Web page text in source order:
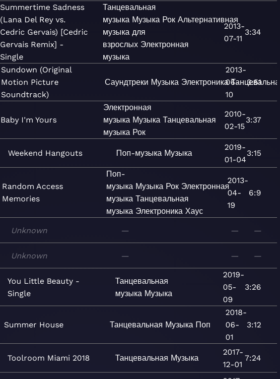
Summertime Sadness
(Lana Del Rey vs.
Cedric Gervais) [Cedric
Gervais Remix] -
Single
Танцевальная
музыка Музыка Рок Альтернативная
музыка для
взрослых Электронная
музыка
2013-
07-11
3:34
Sundown (Original
Motion Picture
Soundtrack)
Саундтреки Музыка Электроника Танцевальная
2013-
06-
10
3:51
Baby I'm Yours
Электронная
музыка Музыка Танцевальная
музыка Рок
2010-
02-15
3:37
Weekend Hangouts Поп-музыка Музыка
2019-
01-04
3:15
Random Access
Memories
Поп-
музыка Музыка Рок Электронная
музыка Танцевальная
музыка Электроника Хаус
2013-
04-
19
6:9
Unknown — — —
Unknown — — —
You Little Beauty -
Single
Танцевальная
музыка Музыка
2019-
05-
09
3:26
Summer House Танцевальная Музыка Поп
2018-
06-
01
3:12
Toolroom Miami 2018 Танцевальная Музыка
2017-
12-01
7:24